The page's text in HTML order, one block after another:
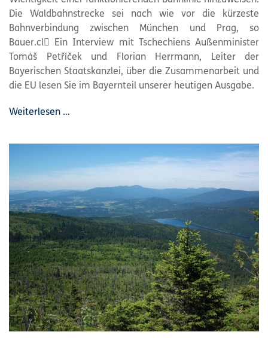
Die Waldbahnstrecke sei nach wie vor die kürzeste
Bahnverbindung zwischen München und Prag, so
Bauer.cl Ein Interview mit Tschechiens Außenminister
Tomáš Petříček und Florian Herrmann, Leiter der
Bayerischen Staatskanzlei, über die Zusammenarbeit und
die EU lesen Sie im Bayernteil unserer heutigen Ausgabe.
Weiterlesen …